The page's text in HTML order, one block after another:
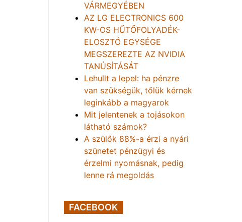
VÁRMEGYÉBEN
AZ LG ELECTRONICS 600
KW-OS HŰTŐFOLYADÉK-
ELOSZTÓ EGYSÉGE
MEGSZEREZTE AZ NVIDIA
TANÚSÍTÁSÁT
Lehullt a lepel: ha pénzre
van szükségük, tőlük kérnek
leginkább a magyarok
Mit jelentenek a tojásokon
látható számok?
A szülők 88%-a érzi a nyári
szünetet pénzügyi és
érzelmi nyomásnak, pedig
lenne rá megoldás
FACEBOOK